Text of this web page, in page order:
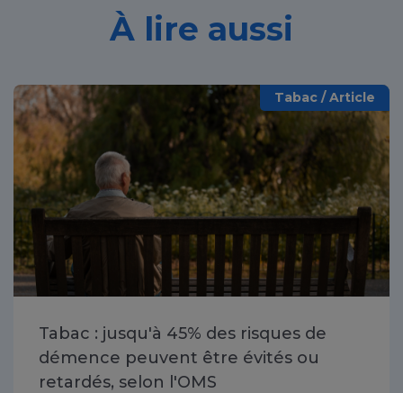
À lire aussi
Tabac / Article
Tabac : jusqu'à 45% des risques de
démence peuvent être évités ou
retardés, selon l'OMS